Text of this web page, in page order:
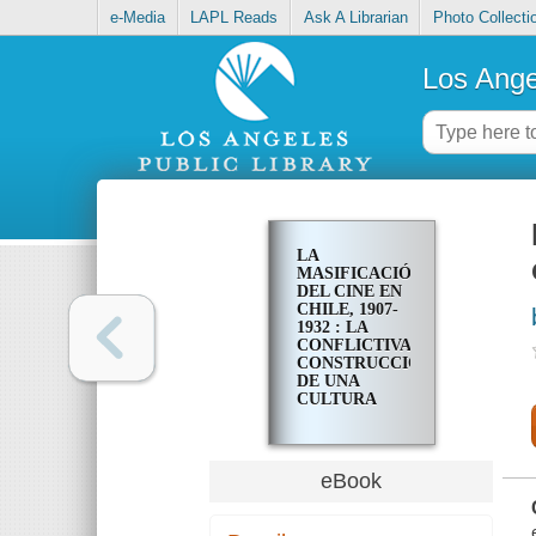
e-Media LAPL Reads Ask A Librarian Photo
Los
LA
MASIFICACIÓN
DEL CINE EN
CHILE, 1907-
1932 : LA
CONFLICTIVA
CONSTRUCCIÓN
DE UNA
CULTURA
eBook